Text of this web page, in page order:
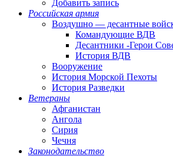
Добавить запись
Российская армия
Воздушно — десантные
Командующие ВДВ
Десантники -Герои
История ВДВ
Вооружение
История Морской Пехоты
История Разведки
Ветераны
Афганистан
Ангола
Сирия
Чечня
Законодательство